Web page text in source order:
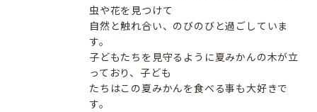
虫や花を見つけて
自然と触れ合い、のびのびと過ごしていま
す。
子どもたちを見守るように夏みかんの木が立
っており、子ども
たちはこの夏みかんを食べる事も大好きで
す。